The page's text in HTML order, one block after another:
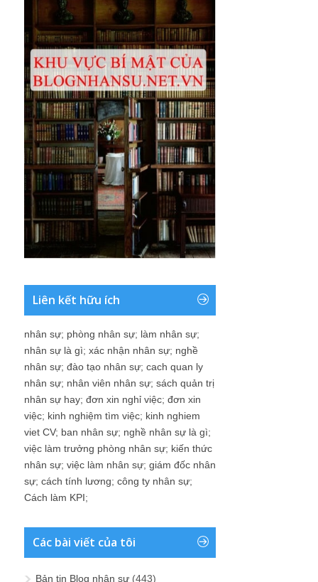
Liên kết hữu ích
nhân sự; phòng nhân sự; làm nhân sự;
nhân sự là gì; xác nhận nhân sự; nghề
nhân sự; đào tạo nhân sự; cach quan ly
nhân sự; nhân viên nhân sự; sách quản trị
nhân sự hay; đơn xin nghỉ việc; đơn xin
việc; kinh nghiệm tìm việc; kinh nghiem
viet CV; ban nhân sự; nghề nhân sự là gì;
việc làm trưởng phòng nhân sự; kiến thức
nhân sự; việc làm nhân sự; giám đốc nhân
sự; cách tính lương; công ty nhân sự;
Cách làm KPI;
Các bài viết của tôi
Bản tin Blog nhân sự (443)